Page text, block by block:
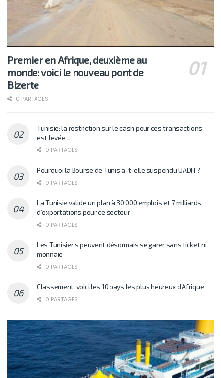
Premier en Afrique, deuxième au
monde: voici le nouveau pont de
Bizerte
0 PARTAGES
Tunisie: la restriction sur le cash pour ces transactions
est levée…
0 PARTAGES
Pourquoi la Bourse de Tunis a-t-elle suspendu UADH ?
0 PARTAGES
La Tunisie valide un plan à 30 000 emplois et 7 milliards
d’exportations pour ce secteur
0 PARTAGES
Les Tunisiens peuvent désormais se garer sans ticket ni
monnaie
0 PARTAGES
Classement: voici les 10 pays les plus heureux d’Afrique
0 PARTAGES